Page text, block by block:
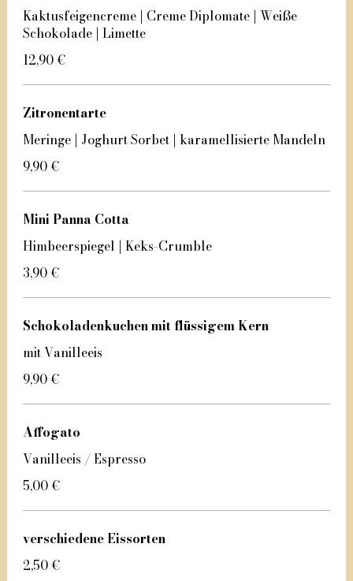
Kaktusfeigencreme | Creme Diplomate | Weiße
Schokolade | Limette
12,90 €
Zitronentarte
Meringe | Joghurt Sorbet | karamellisierte Mandeln
9,90 €
Mini Panna Cotta
Himbeerspiegel | Keks-Crumble
3,90 €
Schokoladenkuchen mit flüssigem Kern
mit Vanilleeis
9,90 €
Affogato
Vanilleeis / Espresso
5,00 €
verschiedene Eissorten
2,50 €